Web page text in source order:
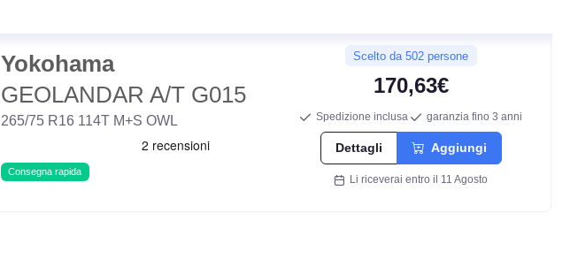
Yokohama
GEOLANDAR A/T G015
265/75 R16 114T M+S OWL
Consegna rapida
Scelto da 502 persone
170,63€
Spedizione inclusa garanzia fino 3 anni
Dettagli Aggiungi
Li riceverai entro il 11 Agosto